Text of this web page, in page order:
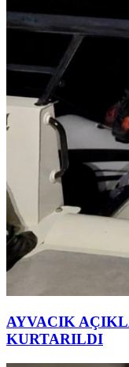
AYVACIK
KURTARILDI